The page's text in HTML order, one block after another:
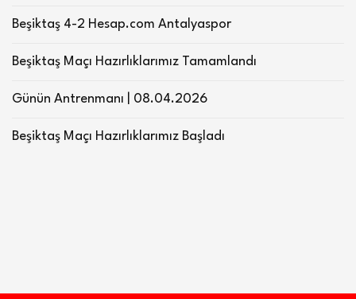
Beşiktaş 4-2 Hesap.com Antalyaspor
Beşiktaş Maçı Hazırlıklarımız Tamamlandı
Günün Antrenmanı | 08.04.2026
Beşiktaş Maçı Hazırlıklarımız Başladı